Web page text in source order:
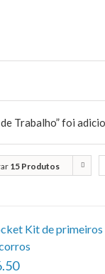
Trabalho” foi
15 Produtos
Kit de primeiros